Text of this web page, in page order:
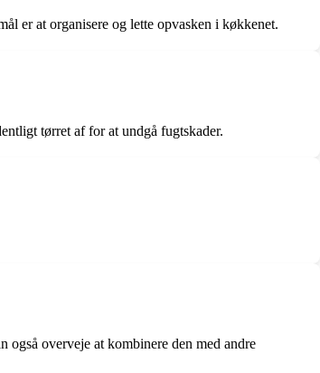
er at organisere og lette opvasken i køkkenet.
tørret af for at undgå fugtskader.
også overveje at kombinere den med andre